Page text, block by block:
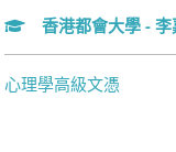
香港都會大學 -
心理學高級文憑